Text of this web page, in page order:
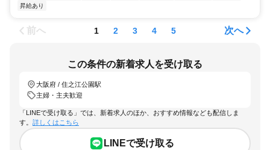
昇給あり
前へ 1 2 3 4 5 次へ
この条件の新着求人を受け取る
大阪府 / 住之江公園駅
主婦・主夫歓迎
「LINEで受け取る」では、新着求人のほか、おすすめ情報なども配信しま
す。 詳しくはこちら
LINEで受け取る